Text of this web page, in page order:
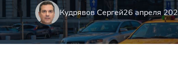
Кудрявов Сергей26 апреля